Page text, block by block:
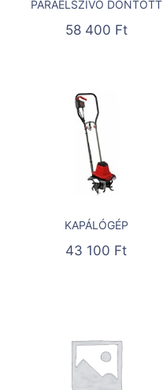
PÁRAELSZÍVÓ DÖNTÖTT
58 400 Ft
KAPÁLÓGÉP
43 100 Ft